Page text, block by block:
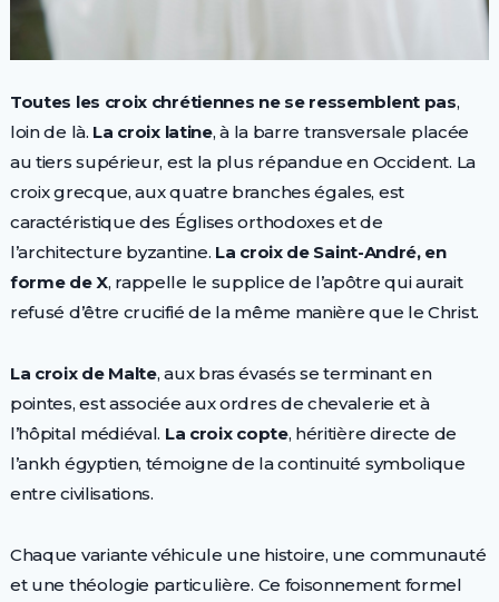
Toutes les croix chrétiennes ne se ressemblent pas,
loin de là. La croix latine, à la barre transversale placée
au tiers supérieur, est la plus répandue en Occident. La
croix grecque, aux quatre branches égales, est
caractéristique des Églises orthodoxes et de
l’architecture byzantine. La croix de Saint-André, en
forme de X, rappelle le supplice de l’apôtre qui aurait
refusé d’être crucifié de la même manière que le Christ.
La croix de Malte, aux bras évasés se terminant en
pointes, est associée aux ordres de chevalerie et à
l’hôpital médiéval. La croix copte, héritière directe de
l’ankh égyptien, témoigne de la continuité symbolique
entre civilisations.
Chaque variante véhicule une histoire, une communauté
et une théologie particulière. Ce foisonnement formel